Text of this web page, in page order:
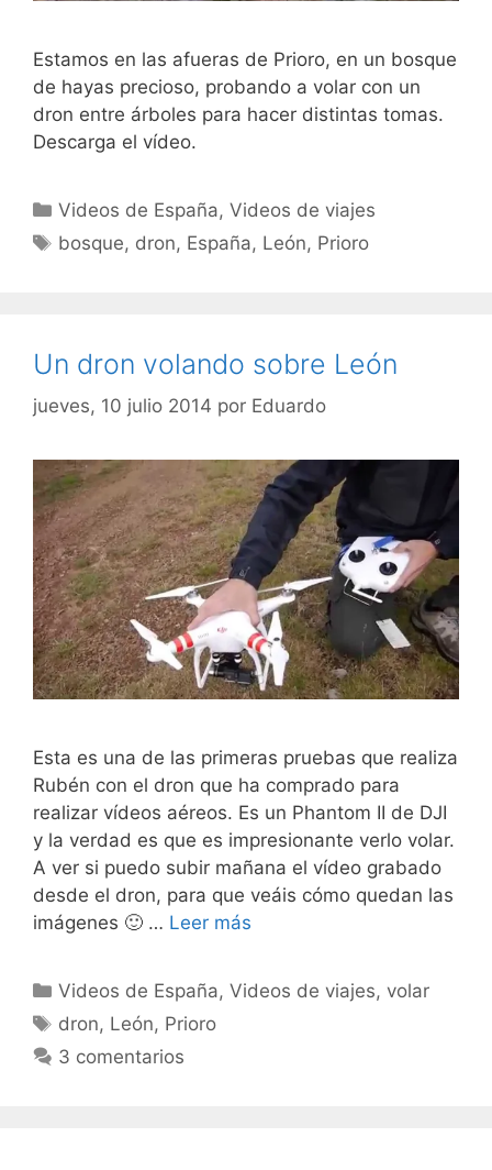
Estamos en las afueras de Prioro, en un bosque
de hayas precioso, probando a volar con un
dron entre árboles para hacer distintas tomas.
Descarga el vídeo.
Categorías
Videos de España,Videos de viajes
Etiquetas
bosque, dron, España, León, Prioro
Un dron volando sobre León
jueves, 10 julio 2014 por Eduardo
Esta es una de las primeras pruebas que realiza
Rubén con el dron que ha comprado para
realizar vídeos aéreos. Es un Phantom II de DJI
y la verdad es que es impresionante verlo volar.
A ver si puedo subir mañana el vídeo grabado
desde el dron, para que veáis cómo quedan las
imágenes 🙂 … Leer más
Categorías
Videos de España,Videos de viajes, volar
Etiquetas
dron, León, Prioro
3 comentarios